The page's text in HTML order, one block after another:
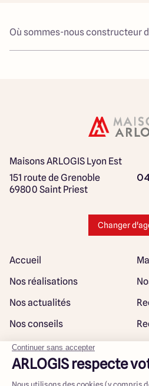
Où sommes-nous constructeur
Maisons ARLOGIS Lyon Est
151 route de Grenoble
69800 Saint Priest
Changer
Accueil
Nos réalisations
Nos actualités
Nos conseils
Rejoindre notre réseau